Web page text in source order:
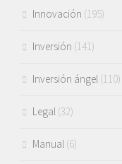
Innovación (195)
Inversión (141)
Inversión ángel (110)
Legal (32)
Manual (6)